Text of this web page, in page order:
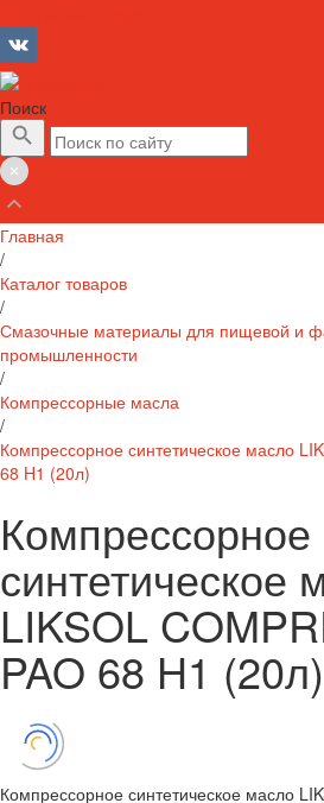
Поиск
Главная
/
Каталог товаров
/
Смазочные материалы для пищевой и
промышленности
/
Компрессорные масла
/
Компрессорное синтетическое масло
68 H1 (20л)
Компрессорное
синтетическое
LIKSOL
PAO 68 H1 (20л)
Компрессорное синтетическое масло